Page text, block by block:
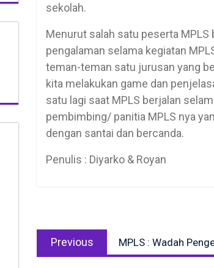
sekolah.
Menurut salah satu peserta
pengalaman selama kegiatan
teman-teman satu jurusan yang
kita melakukan game dan
satu lagi saat MPLS berjalan
pembimbing/ panitia MPLS nya
dengan santai dan bercanda.
Penulis : Diyarko & Royan
navigation
Previous
post:
MPLS : Wadah